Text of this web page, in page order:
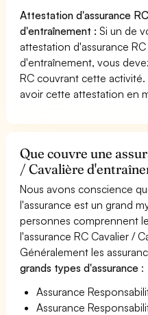
Attestation d'assurance
d'entraînement : Si un de
attestation d'assurance
d'entraînement, vous
RC couvrant cette
avoir cette attestation en
Que couvre une
/ Cavalière
Nous avons conscience
l'assurance est un grand
personnes comprennent
l'assurance RC Cavalier /
Généralement les
grands types d'assurance :
Assurance
Assurance